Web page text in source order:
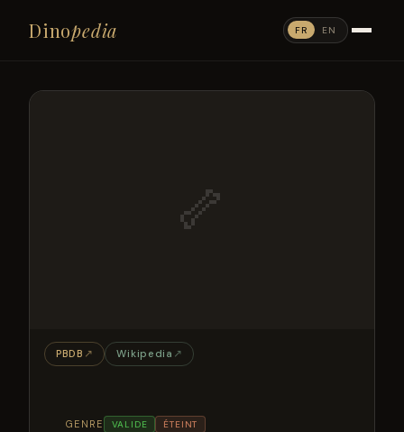
Dinopedia FR EN
GENRE VALIDE ÉTEINT
🦴
PBDB ↗ Wikipedia ↗